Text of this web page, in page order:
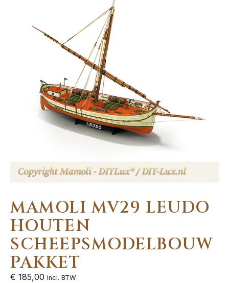
MAMOLI MV29 LEUDO
HOUTEN
SCHEEPSMODELBOUW
PAKKET
€ 185,00 Incl. BTW